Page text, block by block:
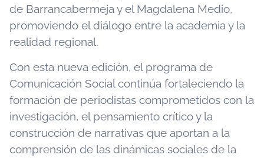
de Barrancabermeja y el Magdalena Medio,
promoviendo el diálogo entre la academia y la
realidad regional.
Con esta nueva edición, el programa de
Comunicación Social continúa fortaleciendo la
formación de periodistas comprometidos con la
investigación, el pensamiento crítico y la
construcción de narrativas que aportan a la
comprensión de las dinámicas sociales de la